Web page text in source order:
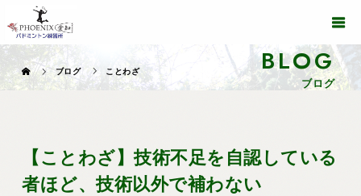
BLOG
ブログ
ブログ ことわざ
【ことわざ】技術不足を自認している
者ほど、技術以外で補わない